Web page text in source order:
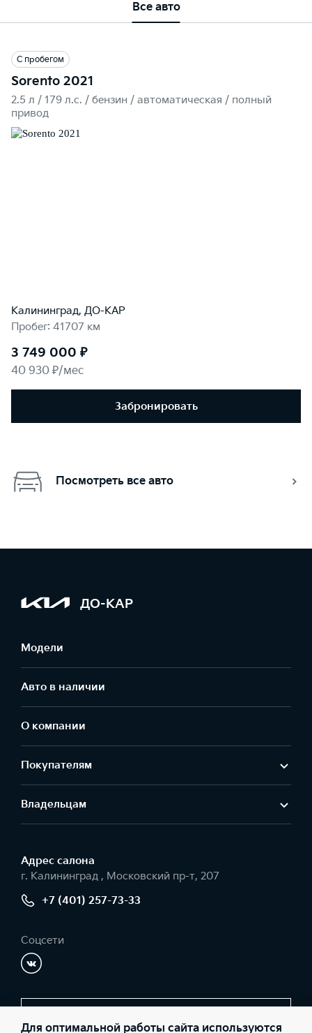
Все авто
С пробегом
Sorento 2021
2.5 л / 179 л.c. / бензин / автоматическая / полный
привод
Калининград, ДО-КАР
Пробег: 41707 км
3 749 000 ₽
40 930 ₽/мес
Забронировать
Посмотреть все авто
ДО-КАР
Модели
Авто в наличии
О компании
Покупателям
Владельцам
Адрес салонa
г. Калининград , Московский пр-т, 207
+7 (401) 257-73-33
Соцсети
Для оптимальной работы сайта используются